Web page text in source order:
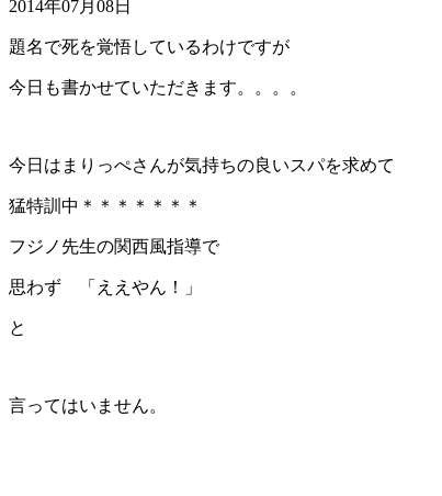
2014年07月08日
題名で死を覚悟しているわけですが
今日も書かせていただきます。。。。
今日はまりっぺさんが気持ちの良いスパを求めて
猛特訓中＊＊＊＊＊＊＊
フジノ先生の関西風指導で
思わず 「ええやん！」
と
言ってはいません。